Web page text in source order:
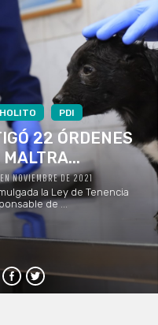
PDI
22 ÓRDENES
MALTRA...
NOVIEMBRE DE 2021
la Ley de Tenencia
de ...